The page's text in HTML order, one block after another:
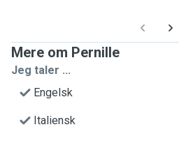
Mere om Pernille
Jeg taler ...
Engelsk
Italiensk